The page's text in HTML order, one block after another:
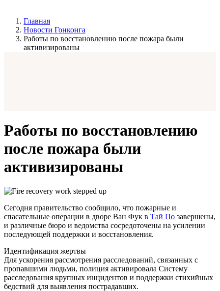
Главная
Новости Гонконга
Работы по восстановлению после пожара были
активизированы
Работы по восстановлению
после пожара были
активизированы
Сегодня правительство сообщило, что пожарные и
спасательные операции в дворе Ван Фук в Тай По завершены,
и различные бюро и ведомства сосредоточены на усилении
последующей поддержки и восстановления.
Идентификация жертвы
Для ускорения рассмотрения расследований, связанных с
пропавшими людьми, полиция активировала Систему
расследования крупных инцидентов и поддержки стихийных
бедствий для выявления пострадавших.